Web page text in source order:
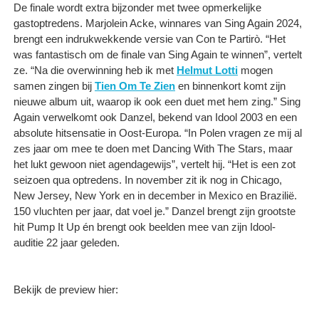
De finale wordt extra bijzonder met twee opmerkelijke
gastoptredens. Marjolein Acke, winnares van Sing Again 2024,
brengt een indrukwekkende versie van Con te Partirò. “Het
was fantastisch om de finale van Sing Again te winnen”, vertelt
ze. “Na die overwinning heb ik met Helmut Lotti mogen
samen zingen bij Tien Om Te Zien en binnenkort komt zijn
nieuwe album uit, waarop ik ook een duet met hem zing.” Sing
Again verwelkomt ook Danzel, bekend van Idool 2003 en een
absolute hitsensatie in Oost-Europa. “In Polen vragen ze mij al
zes jaar om mee te doen met Dancing With The Stars, maar
het lukt gewoon niet agendagewijs”, vertelt hij. “Het is een zot
seizoen qua optredens. In november zit ik nog in Chicago,
New Jersey, New York en in december in Mexico en Brazilië.
150 vluchten per jaar, dat voel je.” Danzel brengt zijn grootste
hit Pump It Up én brengt ook beelden mee van zijn Idool-
auditie 22 jaar geleden.
Bekijk de preview hier: